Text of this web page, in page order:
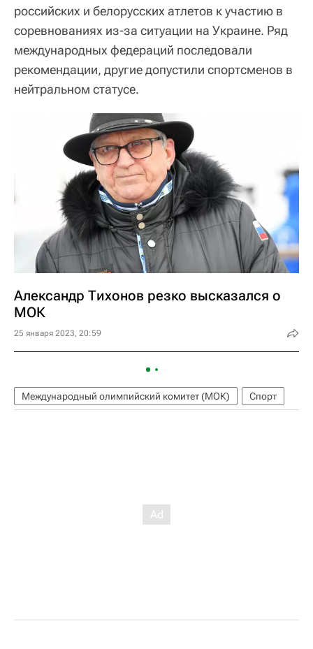
российских и белорусских атлетов к участию в
соревнованиях из-за ситуации на Украине. Ряд
международных федераций последовали
рекомендации, другие допустили спортсменов в
нейтральном статусе.
Александр Тихонов резко высказался о
МОК
25 января 2023, 20:59
Международный олимпийский комитет (МОК) Спорт